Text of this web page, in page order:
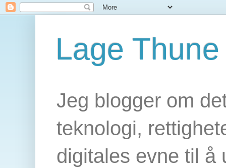
Lage Thune
Jeg blogger om
teknologi,
digitales evne til å